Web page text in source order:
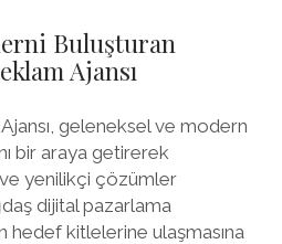
Buluşturan
Ajansı
geleneksel ve modern
bir araya getirerek
yenilikçi çözümler
dijital pazarlama
hedef kitlelerine ulaşmasına